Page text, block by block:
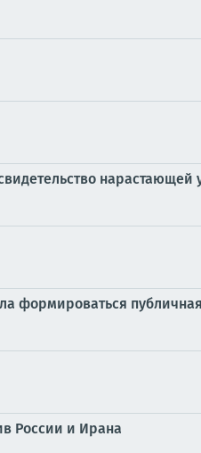
нарастающей
формироваться
России и Ирана